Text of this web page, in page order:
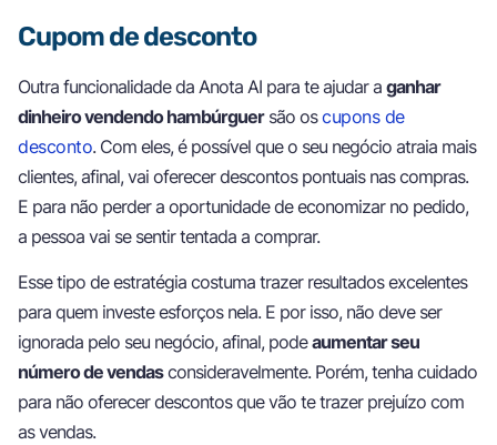
Cupom de desconto
Outra funcionalidade da Anota AI para te ajudar a ganhar
dinheiro vendendo hambúrguersão oscupons de
desconto. Com eles, é possível que o seu negócio atraia mais
clientes, afinal, vai oferecer descontos pontuais nas compras.
E para não perder a oportunidade de economizar no pedido,
a pessoa vai se sentir tentada a comprar.
Esse tipo de estratégia costuma trazer resultados excelentes
para quem investe esforços nela. E por isso, não deve ser
ignorada pelo seu negócio, afinal, podeaumentar seu
número de vendasconsideravelmente. Porém, tenha cuidado
para não oferecer descontos que vão te trazer prejuízo com
as vendas.